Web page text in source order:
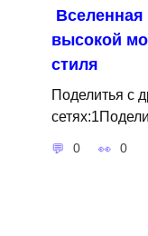
высокой
стиля
Поделитья с
0 0